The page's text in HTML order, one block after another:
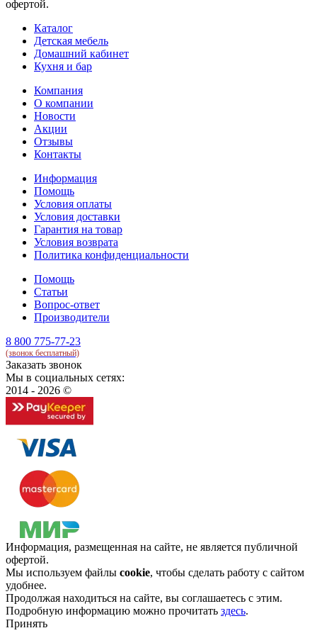
офертой.
Каталог
Детская мебель
Домашний кабинет
Кухня и бар
Компания
О компании
Новости
Акции
Отзывы
Контакты
Информация
Помощь
Условия оплаты
Условия доставки
Гарантия на товар
Условия возврата
Политика конфиденциальности
Помощь
Статьи
Вопрос-ответ
Производители
8 800 775-77-23
(звонок бесплатный)
Заказать звонок
Мы в социальных сетях:
2014 - 2026 ©
Информация, размещенная на сайте, не является публичной
офертой.
Мы используем файлы cookie, чтобы сделать работу с сайтом
удобнее.
Продолжая находиться на сайте, вы соглашаетесь с этим.
Подробную информацию можно прочитать здесь.
Принять